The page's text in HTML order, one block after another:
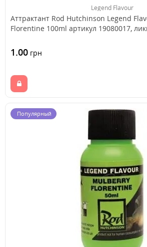
Legend Flavour
Аттрактант Rod Hutchinson Legend
Florentine 100ml артикул 19080017,
1.00 грн
Популярный